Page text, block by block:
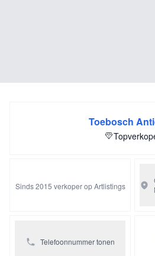
Toebosch
Sinds 2015 verkoper op Artlistings
Telefoonnummer tonen